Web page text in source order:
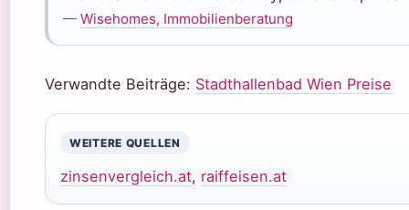
— Wisehomes, Immobilienberatung
Verwandte Beiträge: Stadthallenbad Wien Preise
WEITERE QUELLEN
zinsenvergleich.at, raiffeisen.at